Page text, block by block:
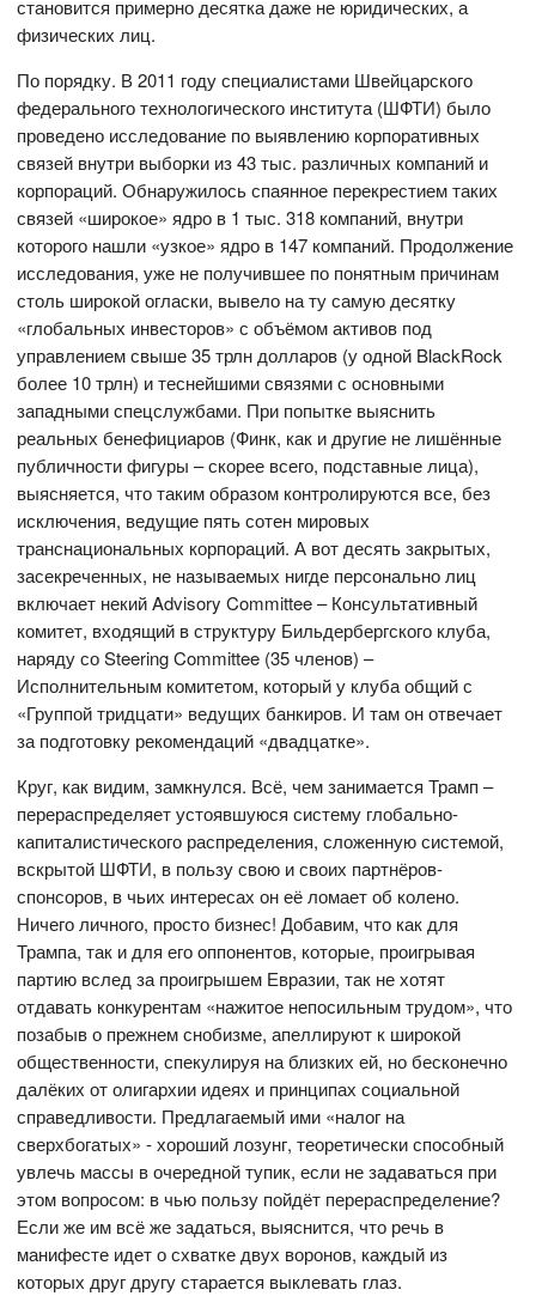
становится примерно десятка даже не юридических, а
физических лиц.
По порядку. В 2011 году специалистами Швейцарского
федерального технологического института (ШФТИ) было
проведено исследование по выявлению корпоративных
связей внутри выборки из 43 тыс. различных компаний и
корпораций. Обнаружилось спаянное перекрестием таких
связей «широкое» ядро в 1 тыс. 318 компаний, внутри
которого нашли «узкое» ядро в 147 компаний. Продолжение
исследования, уже не получившее по понятным причинам
столь широкой огласки, вывело на ту самую десятку
«глобальных инвесторов» с объёмом активов под
управлением свыше 35 трлн долларов (у одной BlackRock
более 10 трлн) и теснейшими связями с основными
западными спецслужбами. При попытке выяснить
реальных бенефициаров (Финк, как и другие не лишённые
публичности фигуры – скорее всего, подставные лица),
выясняется, что таким образом контролируются все, без
исключения, ведущие пять сотен мировых
транснациональных корпораций. А вот десять закрытых,
засекреченных, не называемых нигде персонально лиц
включает некий Advisory Committee – Консультативный
комитет, входящий в структуру Бильдербергского клуба,
наряду со Steering Committee (35 членов) –
Исполнительным комитетом, который у клуба общий с
«Группой тридцати» ведущих банкиров. И там он отвечает
за подготовку рекомендаций «двадцатке».
Круг, как видим, замкнулся. Всё, чем занимается Трамп –
перераспределяет устоявшуюся систему глобально-
капиталистического распределения, сложенную системой,
вскрытой ШФТИ, в пользу свою и своих партнёров-
спонсоров, в чьих интересах он её ломает об колено.
Ничего личного, просто бизнес! Добавим, что как для
Трампа, так и для его оппонентов, которые, проигрывая
партию вслед за проигрышем Евразии, так не хотят
отдавать конкурентам «нажитое непосильным трудом», что
позабыв о прежнем снобизме, апеллируют к широкой
общественности, спекулируя на близких ей, но бесконечно
далёких от олигархии идеях и принципах социальной
справедливости. Предлагаемый ими «налог на
сверхбогатых» - хороший лозунг, теоретически способный
увлечь массы в очередной тупик, если не задаваться при
этом вопросом: в чью пользу пойдёт перераспределение?
Если же им всё же задаться, выяснится, что речь в
манифесте идет о схватке двух воронов, каждый из
которых друг другу старается выклевать глаз.